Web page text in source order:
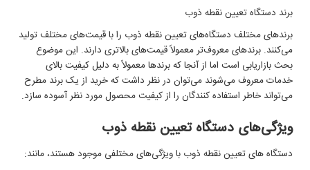
برند دستگاه تعیین نقطه ذوب
برندهای مختلف دستگاه‌های تعیین نقطه ذوب را با قیمت‌های مختلف تولید
می‌کنند. برندهای معروف‌تر معمولاً قیمت‌های بالاتری دارند. این موضوع
بحث بازاریابی است اما از آنجا که برند‌ها معمولاً به دلیل کیفیت بالای
خدمات معروف می‌شوند می‌توان در نظر داشت که خرید از یک برند مطرح
می‌تواند خاطر استفاده کنندگان را از کیفیت محصول مورد نظر آسوده سازد.
ویژگی‌های دستگاه تعیین نقطه ذوب
دستگاه‌ های تعیین نقطه ذوب با ویژگی‌های مختلفی موجود هستند، مانند: